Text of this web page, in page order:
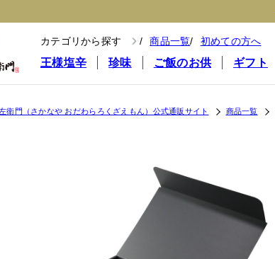
カテゴリから探す 商品一覧 初めての方へ
王様塩辛 珍味 ご飯のお供 ギフト
衛門（さかなや おだわらろくざえもん）公式通販サイト 商品一覧